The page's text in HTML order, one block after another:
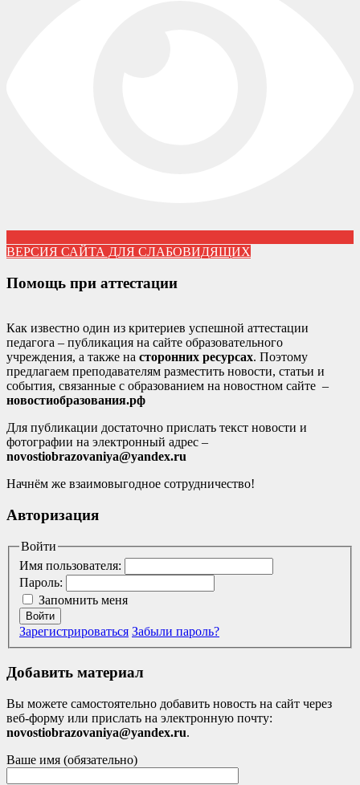
ВЕРСИЯ САЙТА ДЛЯ СЛАБОВИДЯЩИХ
Помощь при аттестации
Как известно один из критериев успешной аттестации
педагога – публикация на сайте образовательного
учреждения, а также на сторонних ресурсах. Поэтому
предлагаем преподавателям разместить новости, статьи и
события, связанные с образованием на новостном сайте –
новостиобразования.рф
Для публикации достаточно прислать текст новости и
фотографии на электронный адрес –
novostiobrazovaniya@yandex.ru
Начнём же взаимовыгодное сотрудничество!
Авторизация
Войти
Имя пользователя:
Пароль:
Запомнить меня
Войти
Зарегистрироваться Забыли пароль?
Добавить материал
Вы можете самостоятельно добавить новость на сайт через
веб-форму или прислать на электронную почту:
novostiobrazovaniya@yandex.ru.
Ваше имя (обязательно)